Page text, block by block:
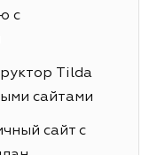
с
Tilda
сайтами
сайт с